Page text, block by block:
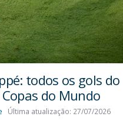
todos os gols do
do Mundo
Última atualização: 27/07/2026